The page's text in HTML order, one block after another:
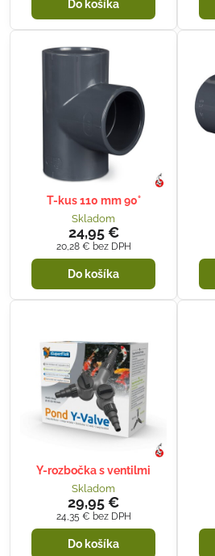
Do košíka
T-kus 110 mm 90°
Skladom
24,95 €
20,28 € bez DPH
Do košíka
Y-rozbočka s ventilmi
Skladom
29,95 €
24,35 € bez DPH
Do košíka